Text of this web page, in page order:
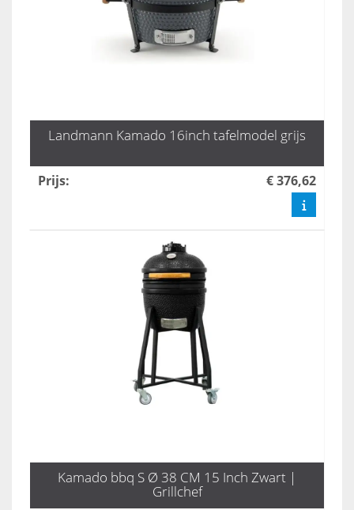
Landmann Kamado 16inch tafelmodel grijs
Prijs: € 376,62
Kamado bbq S Ø 38 CM 15 Inch Zwart |
Grillchef